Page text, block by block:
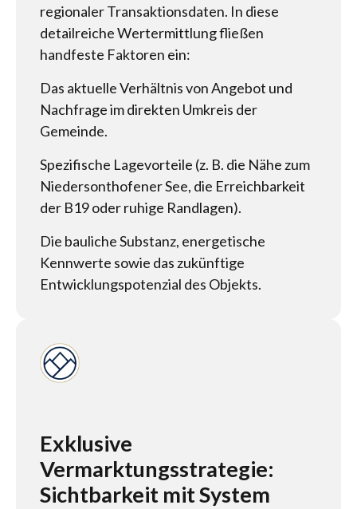
regionaler Transaktionsdaten. In diese
detailreiche Wertermittlung fließen
handfeste Faktoren ein:
Das aktuelle Verhältnis von Angebot und
Nachfrage im direkten Umkreis der
Gemeinde.
Spezifische Lagevorteile (z. B. die Nähe zum
Niedersonthofener See, die Erreichbarkeit
der B19 oder ruhige Randlagen).
Die bauliche Substanz, energetische
Kennwerte sowie das zukünftige
Entwicklungspotenzial des Objekts.
Exklusive
Vermarktungsstrategie:
Sichtbarkeit mit System